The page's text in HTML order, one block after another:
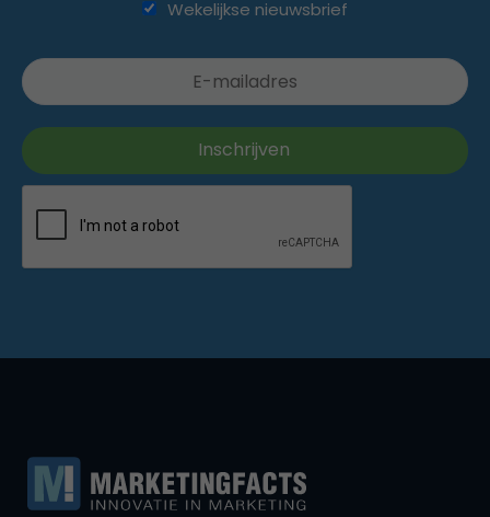
Wekelijkse nieuwsbrief